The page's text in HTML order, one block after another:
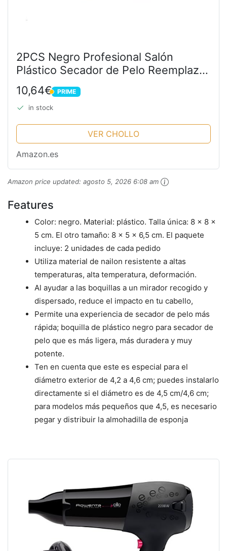
2PCS Negro Profesional Salón
Plástico Secador de Pelo Reemplazo
de Boquilla Reemplazo de
Concentrador Estrecho Blow Flat
Boquilla de Secado de Cabello...
10,64€ PRIME
PRIME
in stock
VER CHOLLO
Amazon.es
Amazon price updated: agosto 5, 2026 6:08 am
Features
Color: negro. Material: plástico. Talla única: 8 x 8 x
5 cm. El otro tamaño: 8 x 5 x 6,5 cm. El paquete
incluye: 2 unidades de cada pedido
Utiliza material de nailon resistente a altas
temperaturas, alta temperatura, deformación.
Al ayudar a las boquillas a un mirador recogido y
dispersado, reduce el impacto en tu cabello,
Permite una experiencia de secador de pelo más
rápida; boquilla de plástico negro para secador de
pelo que es más ligera, más duradera y muy
potente.
Ten en cuenta que este es especial para el
diámetro exterior de 4,2 a 4,6 cm; puedes instalarlo
directamente si el diámetro es de 4,5 cm/4,6 cm;
para modelos más pequeños que 4,5, es necesario
pegar y distribuir la almohadilla de esponja